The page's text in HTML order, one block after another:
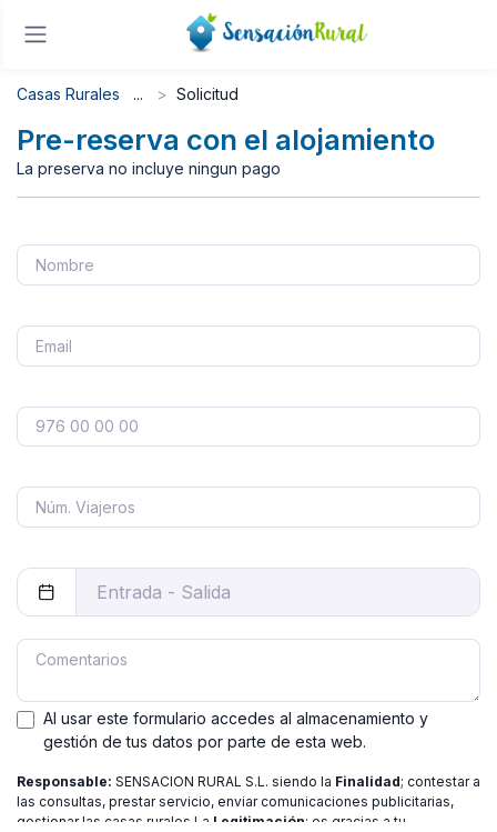
Casas Rurales Solicitud
Pre-reserva con el alojamiento
La preserva no incluye ningun pago
Al usar este formulario accedes al almacenamiento y
gestión de tus datos por parte de esta web.
Responsable: SENSACION RURAL S.L. siendo la Finalidad; contestar a
las consultas, prestar servicio, enviar comunicaciones publicitarias,
gestionar las casas rurales La Legitimación; es gracias a tu